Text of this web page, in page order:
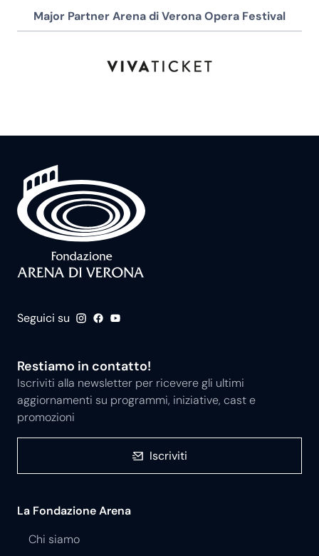
Major Partner Arena di Verona Opera Festival
Seguici su
Restiamo in contatto!
Iscriviti alla newsletter per ricevere gli ultimi
aggiornamenti su programmi, iniziative, cast e
promozioni
Iscriviti
La Fondazione Arena
Chi siamo